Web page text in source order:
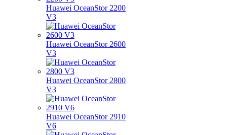
Huawei OceanStor 2200
V3
Huawei OceanStor 2600
V3
Huawei OceanStor 2800
V3
Huawei OceanStor 2910
V6